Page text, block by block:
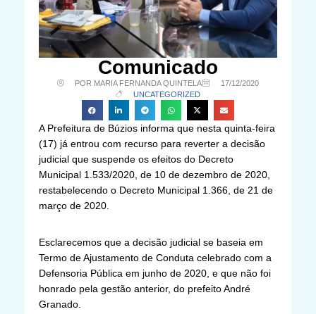
Comunicado
POR MARIA FERNANDA QUINTELA
17/12/2020
UNCATEGORIZED
A Prefeitura de Búzios informa que nesta quinta-feira
(17) já entrou com recurso para reverter a decisão
judicial que suspende os efeitos do Decreto
Municipal 1.533/2020, de 10 de dezembro de 2020,
restabelecendo o Decreto Municipal 1.366, de 21 de
março de 2020.
Esclarecemos que a decisão judicial se baseia em
Termo de Ajustamento de Conduta celebrado com a
Defensoria Pública em junho de 2020, e que não foi
honrado pela gestão anterior, do prefeito André
Granado.